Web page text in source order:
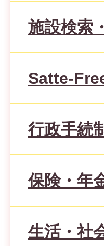
施設検索
Satte-
行政手続
保険・年
生活・社